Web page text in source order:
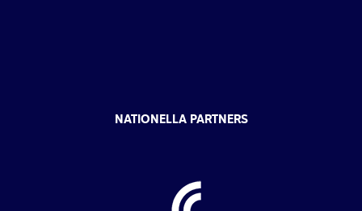
NATIONELLA PARTNERS